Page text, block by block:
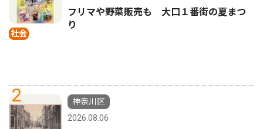
社会
フリマや野菜販売も 大口１番街の夏まつ
り
2
神奈川区
2026.08.06